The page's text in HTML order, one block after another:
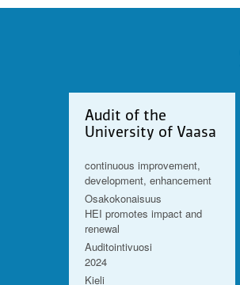
Audit of the
University of Vaasa
continuous improvement,
development, enhancement
Osakokonaisuus
HEI promotes impact and
renewal
Auditointivuosi
2024
Kieli